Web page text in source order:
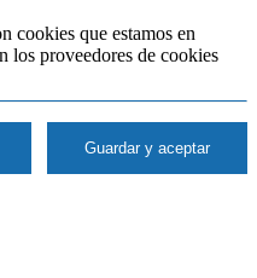
cookies que estamos en
los proveedores de cookies
Guardar y aceptar